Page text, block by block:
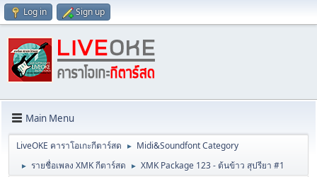
Log in Sign up
Main Menu
LiveOKE คาราโอเกะกีตาร์สด ► Midi&Soundfont Category
► รายชื่อเพลง XMK กีตาร์สด ► XMK Package 123 - ต้นข้าว สุปรียา #1